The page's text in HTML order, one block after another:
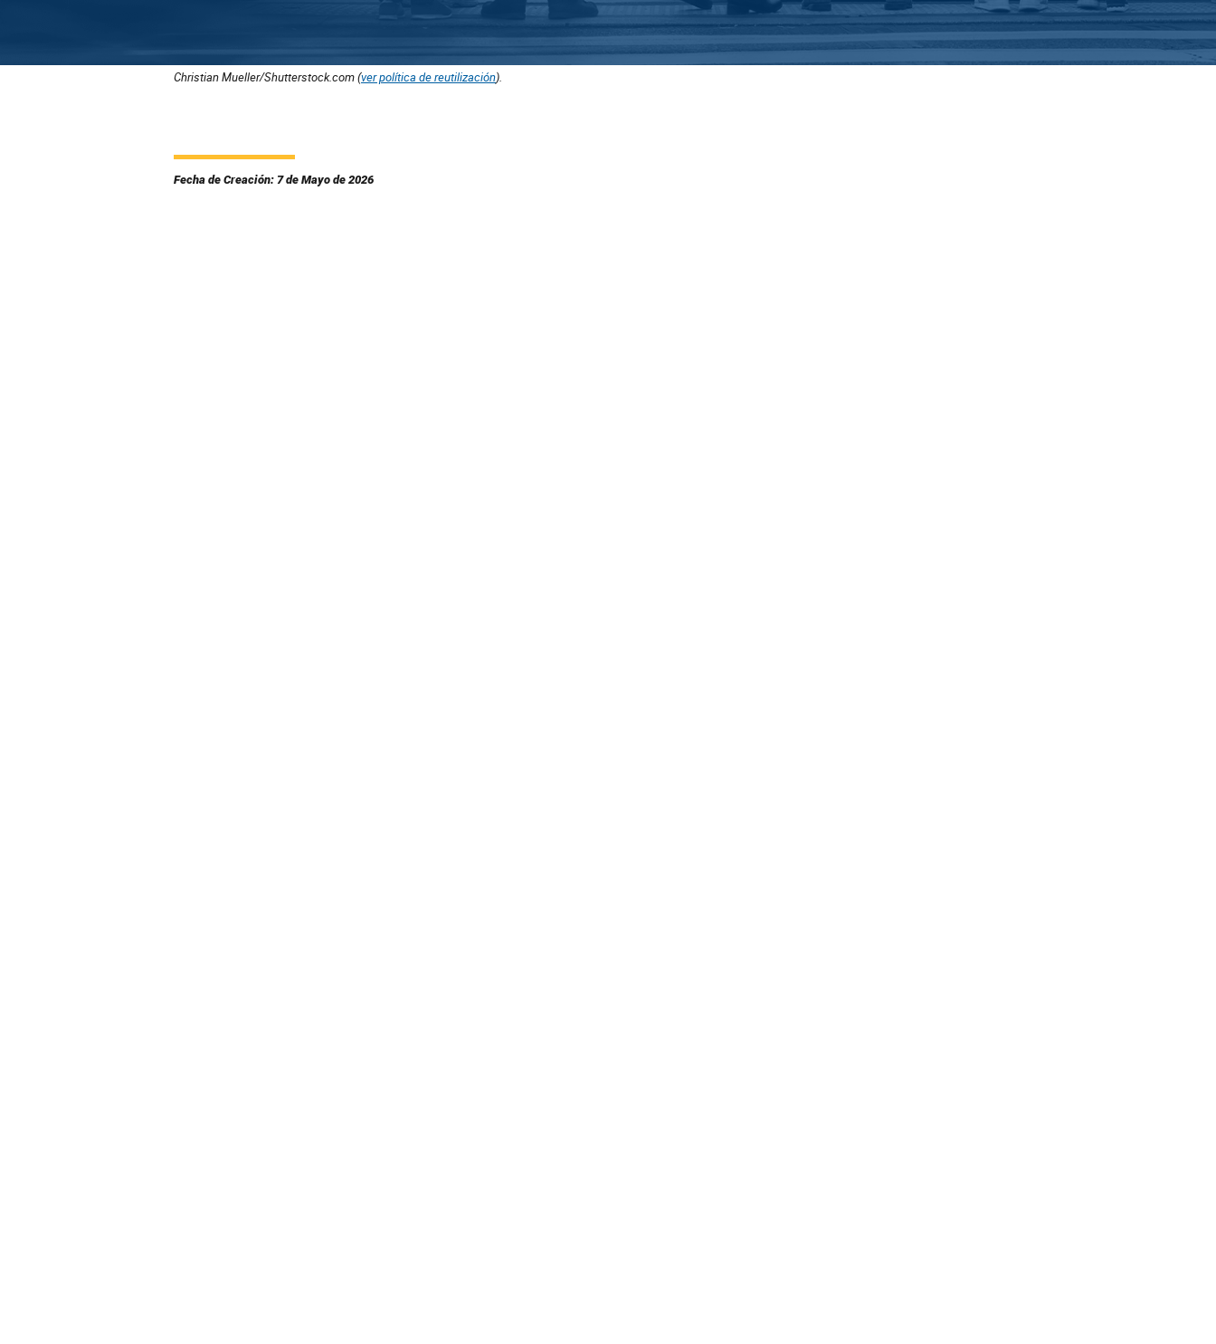
Christian Mueller/Shutterstock.com (ver política de reutilización).
Fecha de Creación: 7 de Mayo de 2026